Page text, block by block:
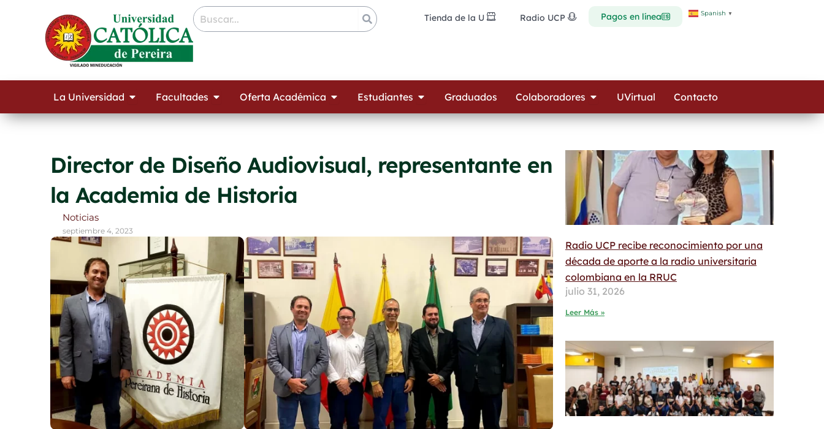
Tienda de la U Radio UCP Pagos en línea Spanish ▼
La Universidad Open La Universidad
Facultades Open Facultades
Oferta Académica Open Oferta Académica
Estudiantes Open Estudiantes
Graduados Colaboradores Open Colaboradores
UVirtual Contacto
Director de Diseño Audiovisual, representante en
la Academia de Historia
Noticias
septiembre 4, 2023
Radio UCP recibe reconocimiento por una
década de aporte a la radio universitaria
colombiana en la RRUC
julio 31, 2026
Leer Más »